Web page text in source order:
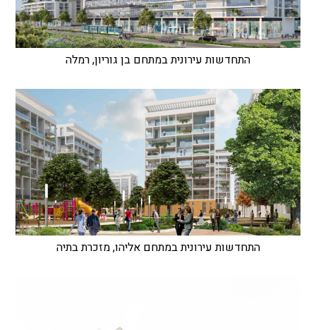
התחדשות עירונית במתחם בן גוריון, רמלה
התחדשות עירונית במתחם אליהו, מזכרת בתיה